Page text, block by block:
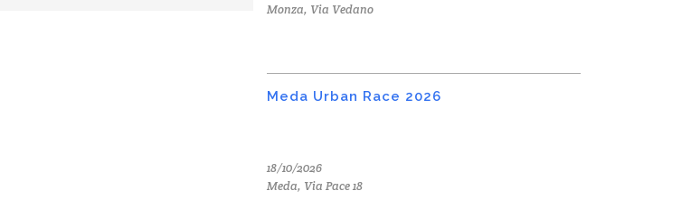
Monza, Via Vedano
Meda Urban Race 2026
18/10/2026
Meda, Via Pace 18